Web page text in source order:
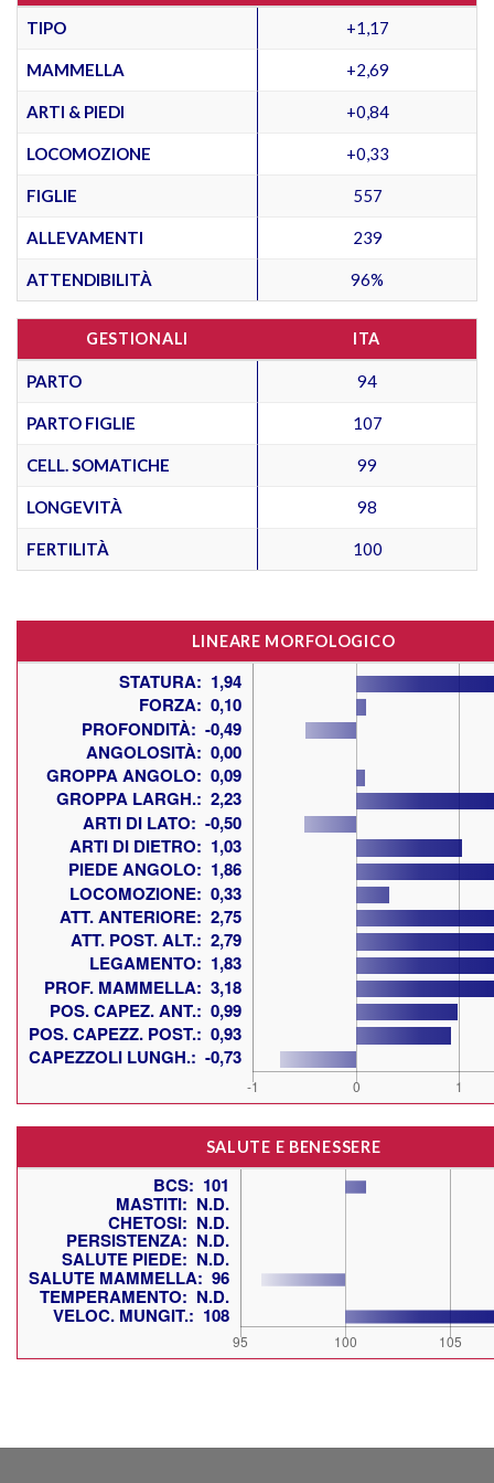
TIPO +1,17
MAMMELLA +2,69
ARTI & PIEDI +0,84
LOCOMOZIONE +0,33
FIGLIE 557
ALLEVAMENTI 239
ATTENDIBILITÀ 96%
GESTIONALI ITA
PARTO 94
PARTO FIGLIE 107
CELL. SOMATICHE 99
LONGEVITÀ 98
FERTILITÀ 100
LINEARE MORFOLOGICO
SALUTE E BENESSERE